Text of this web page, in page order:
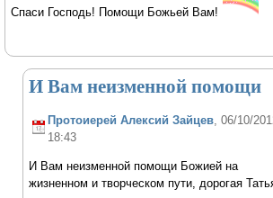
Спаси Господь! Помощи Божьей Вам!
И Вам неизменной помощи
Протоиерей Алексий Зайцев , 06/10/
18:43
И Вам неизменной помощи Божией на
жизненном и творческом пути, дорогая